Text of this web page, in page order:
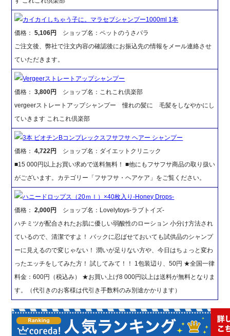
カイカイしちゃう子に。マラセブシャンプー1000ml 1本
価格：5,106円
ショップ名：ペットのうさパラ
ご注文後、弊社で注文内容の確認後にお振込先の情報をメール連絡させ
ていただきます。
Vergeerストレートアップシャンプー
価格：3,800円
ショップ名：これこれ倶楽部
vergeerストレートアップシャンプー 憧れの髪に 毛髪をしなやかにし
ていきます これこれ倶楽部
3本 ビオチンBコンプレックスフサフサ ヘアー シャンプー
価格：4,722円
ショップ名：ダイエットクリニック
■15 000円以上お買い求めで送料無料！ ■他にもフサフサ商品の取り扱い
がございます。カテゴリー「フサフサ・ヘアケア」をご覧ください。
ハニードロップス（20ｍｌ）×40枚入り-Honey Drops-
価格：2,000円
ショップ名：Lovelytoys-ラブトイズ-
ハチミツが配合されたお肌に優しい弱酸性のローション 小分け方法され
ているので、清潔ですよ！ バックに忍ばせておいても試供品のシャンプ
ーに見えるので変じゃない！ 潤いが足りない方や、今日はちょっと変わ
ったエッチをしてみた方！ 試してみて！！ 1包装辺り、50円 ★全国一律
料金：600円（税込み） ★お買い上げ8 000円以上は送料が無料となりま
す。（代引きのお客様は代引き手数料のみ別途かかります）